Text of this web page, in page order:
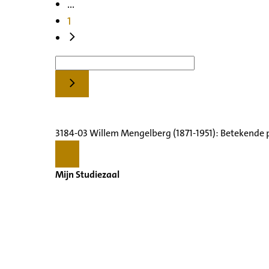
...
1
3184-03 Willem Mengelberg (1871-1951):
Mijn Studiezaal